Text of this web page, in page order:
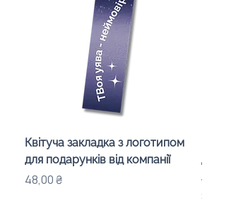
Квітуча закладка з логотипом
для подарунків від компанії
Ціна
48,00 ₴
для
Ціна